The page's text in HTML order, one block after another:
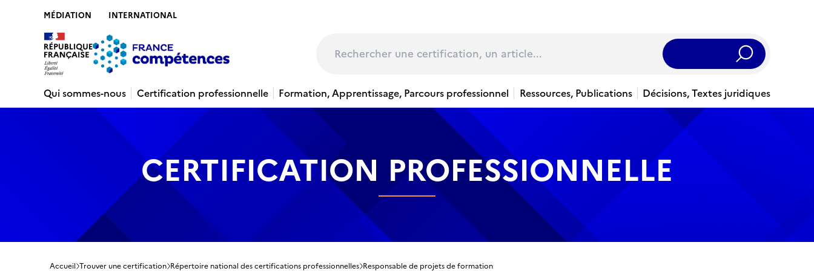
MÉDIATION INTERNATIONAL
Rechercher
Qui sommes-nous
Certification professionnelle Formation, Apprentissage, Parcours professionnel Ressources, Publications Décisions, Textes juridiques
CERTIFICATION PROFESSIONNELLE
Accueil Trouver une certification Répertoire national des certifications professionnelles Responsable de projets de formation